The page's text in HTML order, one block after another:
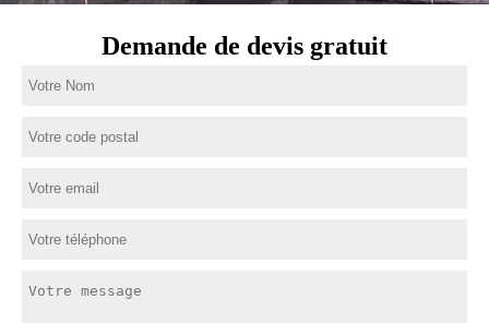
Demande de devis gratuit